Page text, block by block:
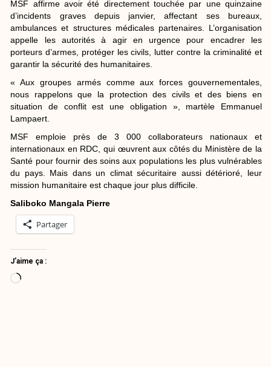
MSF affirme avoir été directement touchée par une quinzaine
d’incidents graves depuis janvier, affectant ses bureaux,
ambulances et structures médicales partenaires. L’organisation
appelle les autorités à agir en urgence pour encadrer les
porteurs d’armes, protéger les civils, lutter contre la criminalité et
garantir la sécurité des humanitaires.
« Aux groupes armés comme aux forces gouvernementales,
nous rappelons que la protection des civils et des biens en
situation de conflit est une obligation », martèle Emmanuel
Lampaert.
MSF emploie près de 3 000 collaborateurs nationaux et
internationaux en RDC, qui œuvrent aux côtés du Ministère de la
Santé pour fournir des soins aux populations les plus vulnérables
du pays. Mais dans un climat sécuritaire aussi détérioré, leur
mission humanitaire est chaque jour plus difficile.
Saliboko Mangala Pierre
Partager
J’aime ça :